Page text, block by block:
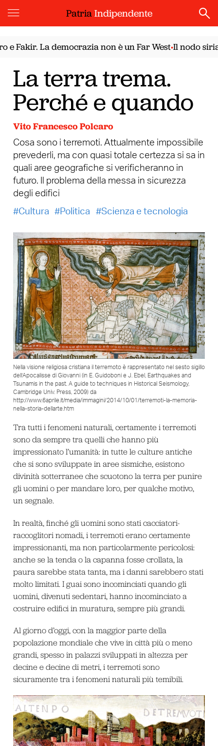
PatriaIndipendente
La democrazia non è un Far West•Il nodo siriano.
La terra trema.
Perché e quando
Vito Francesco Polcaro
Cosa sono i terremoti. Attualmente impossibile
prevederli, ma con quasi totale certezza si sa in
quali aree geografiche si verificheranno in
futuro. Il problema della messa in sicurezza
degli edifici
Cultura
Politica Scienza e tecnologia
Nella visione religiosa cristiana il terremoto è rappresentato nel sesto sigillo
dell’Apocalisse di Giovanni (in E. Guidoboni e J. Ebel, Earthquakes and
Tsunamis in the past. A guide to techniques in Historical Seismology,
Cambridge Univ. Press, 2009) da
http://www.6aprile.it/media/immagini/2014/10/01/terremoti-la-memoria-
nella-storia-dellarte.htm
Tra tutti i fenomeni naturali, certamente i terremoti
sono da sempre tra quelli che hanno più
impressionato l’umanità: in tutte le culture antiche
che si sono sviluppate in aree sismiche, esistono
divinità sotterranee che scuotono la terra per punire
gli uomini o per mandare loro, per qualche motivo,
un segnale.
In realtà, finché gli uomini sono stati cacciatori-
raccoglitori nomadi, i terremoti erano certamente
impressionanti, ma non particolarmente pericolosi:
anche se la tenda o la capanna fosse crollata, la
paura sarebbe stata tanta, ma i danni sarebbero stati
molto limitati. I guai sono incominciati quando gli
uomini, divenuti sedentari, hanno incominciato a
costruire edifici in muratura, sempre più grandi.
Al giorno d’oggi, con la maggior parte della
popolazione mondiale che vive in città più o meno
grandi, spesso in palazzi sviluppati in altezza per
decine e decine di metri, i terremoti sono
sicuramente tra i fenomeni naturali più temibili.